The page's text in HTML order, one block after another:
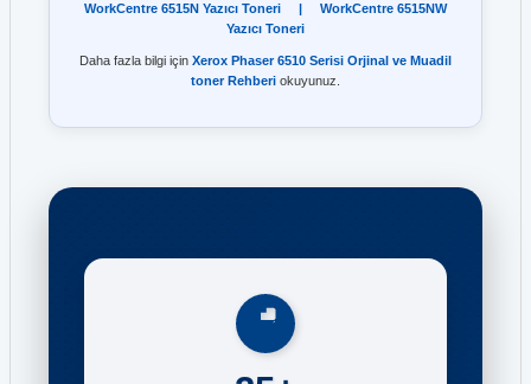
WorkCentre 6515N Yazıcı Toneri
|
WorkCentre 6515NW
Yazıcı Toneri
Daha fazla bilgi için Xerox Phaser 6510 Serisi Orjinal ve Muadil
toner Rehberi okuyunuz.